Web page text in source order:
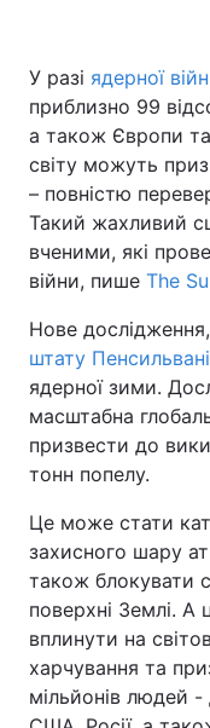
У разі ядерної
приблизно 99
а також Європи
світу можуть
– повністю
Такий жахливий
вченими, які
війни, пише The
Нове
штату
ядерної зими.
масштабна
призвести до
тонн попелу.
Це може стати
захисного шару
також блокувати
поверхні Землі.
вплинути на
харчування та
мільйонів людей -